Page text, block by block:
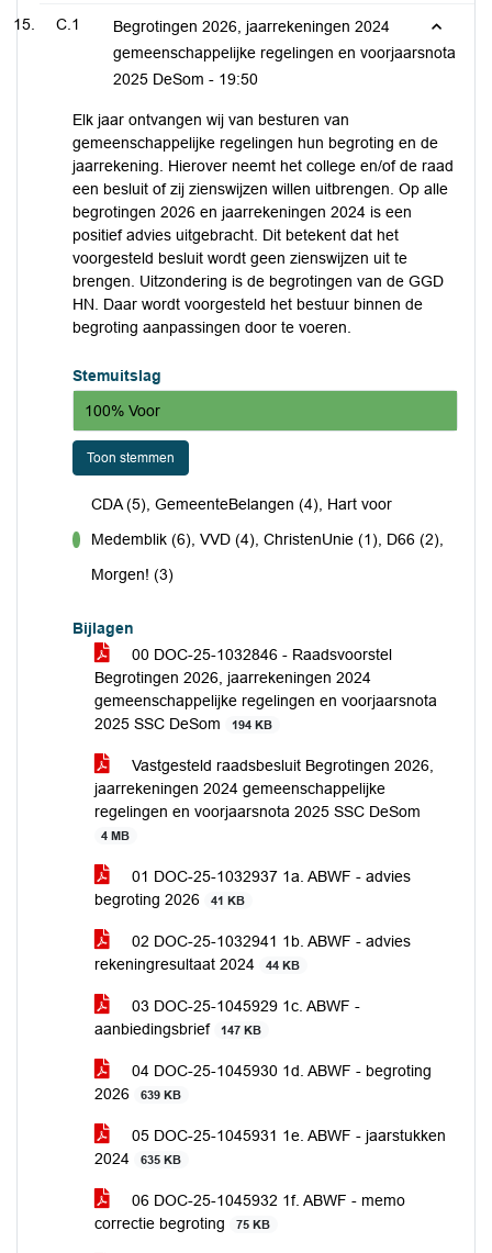
C.1
Begrotingen 2026, jaarrekeningen 2024
gemeenschappelijke regelingen en voorjaarsnota
2025 DeSom - 19:50
Elk jaar ontvangen wij van besturen van
gemeenschappelijke regelingen hun begroting en de
jaarrekening. Hierover neemt het college en/of de raad
een besluit of zij zienswijzen willen uitbrengen. Op alle
begrotingen 2026 en jaarrekeningen 2024 is een
positief advies uitgebracht. Dit betekent dat het
voorgesteld besluit wordt geen zienswijzen uit te
brengen. Uitzondering is de begrotingen van de GGD
HN. Daar wordt voorgesteld het bestuur binnen de
begroting aanpassingen door te voeren.
Stemuitslag
100% Voor
Toon stemmen
CDA (5), GemeenteBelangen (4), Hart voor
Medemblik (6), VVD (4), ChristenUnie (1), D66 (2),
Morgen! (3)
Bijlagen
00 DOC-25-1032846 - Raadsvoorstel
Begrotingen 2026, jaarrekeningen 2024
gemeenschappelijke regelingen en voorjaarsnota
2025 SSC DeSom
194 KB
Vastgesteld raadsbesluit Begrotingen 2026,
jaarrekeningen 2024 gemeenschappelijke
regelingen en voorjaarsnota 2025 SSC DeSom
4 MB
01 DOC-25-1032937 1a. ABWF - advies
begroting 2026
41 KB
02 DOC-25-1032941 1b. ABWF - advies
rekeningresultaat 2024
44 KB
03 DOC-25-1045929 1c. ABWF -
aanbiedingsbrief
147 KB
04 DOC-25-1045930 1d. ABWF - begroting
2026
639 KB
05 DOC-25-1045931 1e. ABWF - jaarstukken
2024
635 KB
06 DOC-25-1045932 1f. ABWF - memo
correctie begroting
75 KB